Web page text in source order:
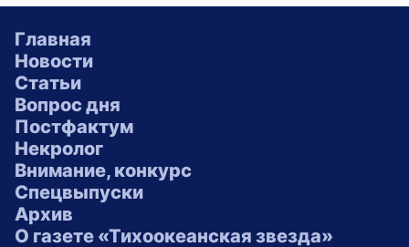
Главная
Новости
Статьи
Вопрос дня
Постфактум
Некролог
Внимание, конкурс
Спецвыпуски
Архив
О газете «Тихоокеанская звезда»